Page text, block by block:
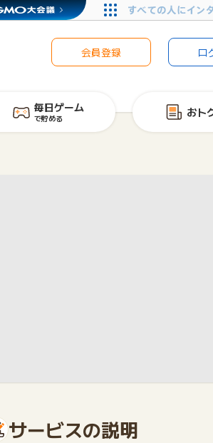
会員登録 ロ
毎日ゲーム
で貯める おト
サービスの説明